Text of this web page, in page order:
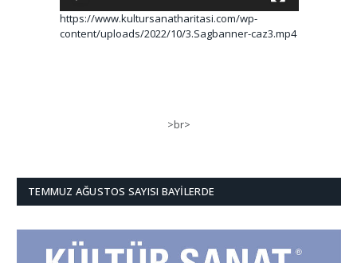
https://www.kultursanatharitasi.com/wp-
content/uploads/2022/10/3.Sagbanner-caz3.mp4
>br>
TEMMUZ AĞUSTOS SAYISI BAYILERDE